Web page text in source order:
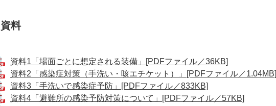
資料
資料1「場面ごとに想定される装備」[PDFファイル／36KB]
資料2「感染症対策（手洗い・咳エチケット）」[PDFファイル／1.04MB]
資料3「手洗いで感染症予防」[PDFファイル／833KB]
資料4「避難所の感染予防対策について」[PDFファイル／57KB]